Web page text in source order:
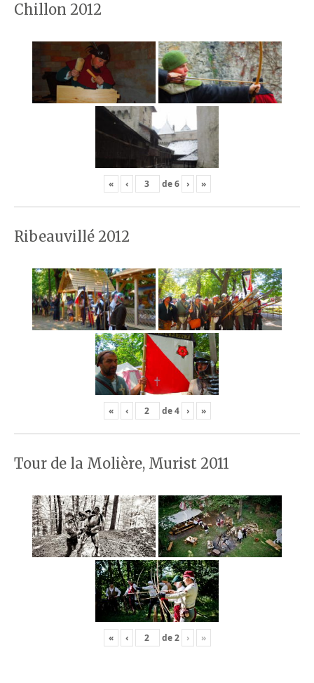
Chillon 2012
« ‹ de6 › »
Ribeauvillé 2012
« ‹ de4 › »
Tour de la Molière, Murist 2011
« ‹ de2 › »